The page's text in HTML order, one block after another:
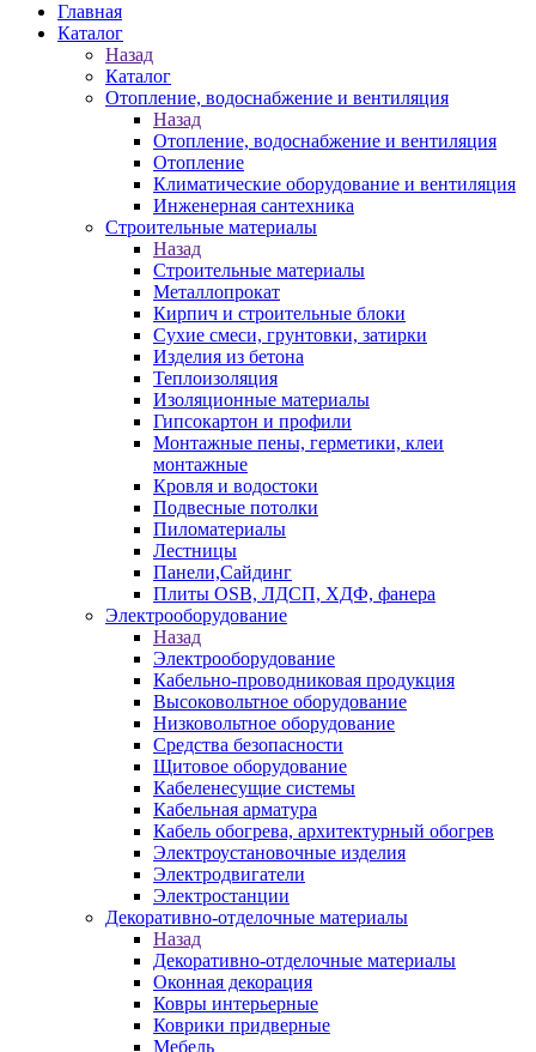
Главная
Каталог
Назад
Каталог
Отопление, водоснабжение и вентиляция
Назад
Отопление, водоснабжение и вентиляция
Отопление
Климатические оборудование и вентиляция
Инженерная сантехника
Строительные материалы
Назад
Строительные материалы
Металлопрокат
Кирпич и строительные блоки
Сухие смеси, грунтовки, затирки
Изделия из бетона
Теплоизоляция
Изоляционные материалы
Гипсокартон и профили
Монтажные пены, герметики, клеи
монтажные
Кровля и водостоки
Подвесные потолки
Пиломатериалы
Лестницы
Панели,Сайдинг
Плиты OSB, ЛДСП, ХДФ, фанера
Электрооборудование
Назад
Электрооборудование
Кабельно-проводниковая продукция
Высоковольтное оборудование
Низковольтное оборудование
Средства безопасности
Щитовое оборудование
Кабеленесущие системы
Кабельная арматура
Кабель обогрева, архитектурный обогрев
Электроустановочные изделия
Электродвигатели
Электростанции
Декоративно-отделочные материалы
Назад
Декоративно-отделочные материалы
Оконная декорация
Ковры интерьерные
Коврики придверные
Мебель